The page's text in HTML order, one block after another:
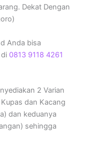
Dekat Dengan
Anda bisa
0813 9118 4261
2 Varian
dan Kacang
dan keduanya
sehingga